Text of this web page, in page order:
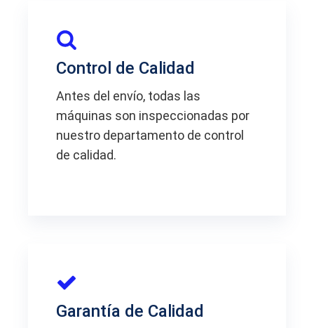
Control de Calidad
Antes del envío, todas las
máquinas son inspeccionadas por
nuestro departamento de control
de calidad.
Garantía de Calidad